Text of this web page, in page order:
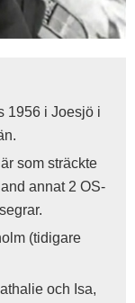
1956 i Joesjö i
som sträckte
annat 2 OS-
(tidigare
och Isa,